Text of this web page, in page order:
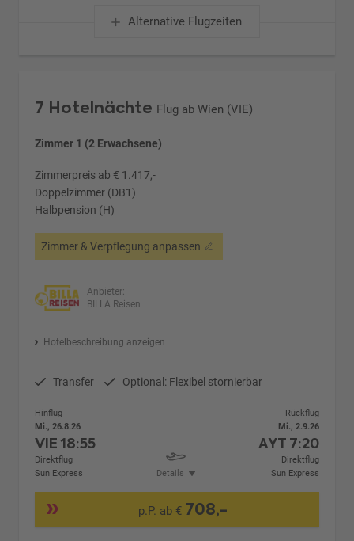
Alternative Flugzeiten
7 Hotelnächte Flug ab Wien (VIE)
Zimmer 1 (2 Erwachsene)
Zimmerpreis ab € 1.417,-
Doppelzimmer (DB1)
Halbpension (H)
Zimmer & Verpflegung anpassen
Anbieter:
BILLA Reisen
Hotelbeschreibung anzeigen
Transfer Optional: Flexibel stornierbar
Hinflug
Mi., 26.8.26
VIE18:55
Direktflug
Sun Express
Details
Rückflug
Mi., 2.9.26
AYT 7:20
Direktflug
Sun Express
p.P. ab € 708,-